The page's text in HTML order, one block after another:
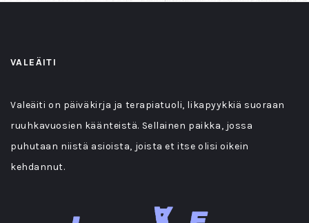
VALEÄITI
Valeäiti on päiväkirja ja terapiatuoli, likapyykkiä suoraan
ruuhkavuosien käänteistä. Sellainen paikka, jossa
puhutaan niistä asioista, joista et itse olisi oikein
kehdannut.